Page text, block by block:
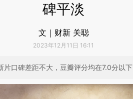
碑平淡
文｜财新 关聪
2023年12月11日 16:11
片口碑差距不大，豆瓣评分均在7.0分以下